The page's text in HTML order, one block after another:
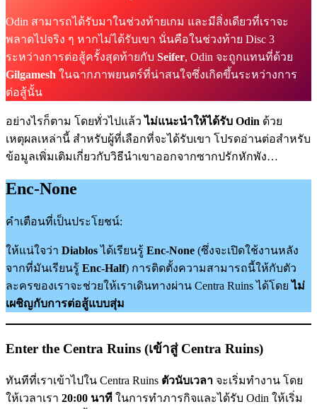
Odin สามารถได้รับมาในช่วงท้ายเกม และมีสิ่งเดียวที่เราจะ
พลาดไปจริง ๆ หากไม่ได้รับเขา นั่นคือในช่วงท้าย Disc 3
ระหว่างการต่อสู้ครั้งสุดท้ายกับ Seifer, Odin จะถูกแทนที่ด้วย
Gilgamesh ในฉากภาพยนตร์ที่น่าสนใจซึ่งเกิดขึ้นระหว่างการ
ต่อสู้นั้น
อย่างไรก็ตาม โดยทั่วไปแล้วไม่แนะนำให้ได้รับ Odin ด้วย
เหตุผลเหล่านี้ สำหรับผู้ที่เลือกที่จะได้รับเขา โปรดอ่านต่อสำหรับ
ข้อมูลเพิ่มเติมเกี่ยวกับวิธีนำเขาออกจากซากปรักหักพัง…
Enc-None
คำเตือนที่เป็นประโยชน์:
ให้แน่ใจว่า Diablosได้เรียนรู้ Enc-None (ซึ่งจะเปิดใช้งานหลัง
จากที่มันเรียนรู้ Enc-Half) การติดตั้งความสามารถนี้ให้กับตัว
ละครของเราจะช่วยให้เราเดินทางผ่าน Centra Ruins ได้โดยไม่
เผชิญกับการต่อสู้แบบสุ่ม
Enter the Centra Ruins (เข้าสู่ Centra Ruins)
ทันทีที่เราเข้าไปใน Centra Ruins ตัวนับเวลา จะเริ่มทำงาน โดย
ให้เวลาเรา 20:00 นาที ในการทำภารกิจและได้รับ Odin ให้เริ่ม